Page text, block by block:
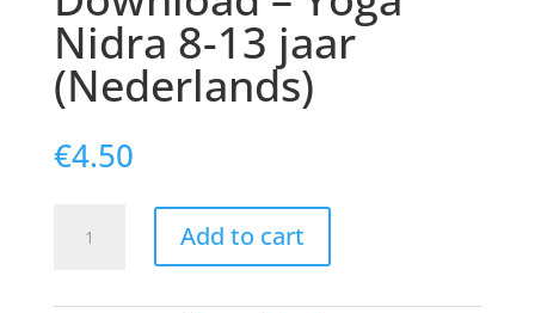
Nidra 8-13 jaar
(Nederlands)
€4.50
Add to cart